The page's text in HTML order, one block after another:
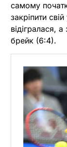
самому
закріпити
відігралася,
брейк (6:4).